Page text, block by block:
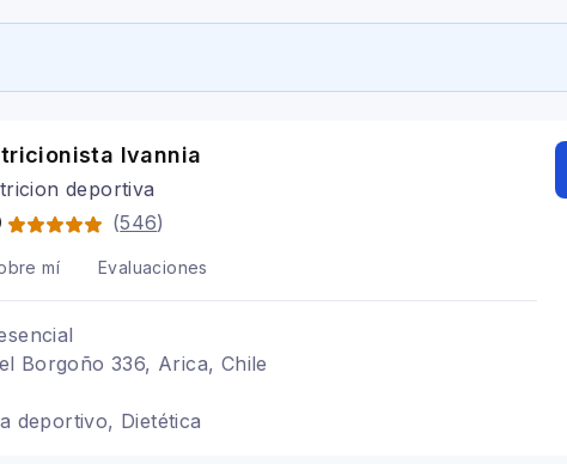
Ivannia
deportiva
(546)
mí Evaluaciones
Borgoño 336, Arica, Chile
deportivo, Dietética